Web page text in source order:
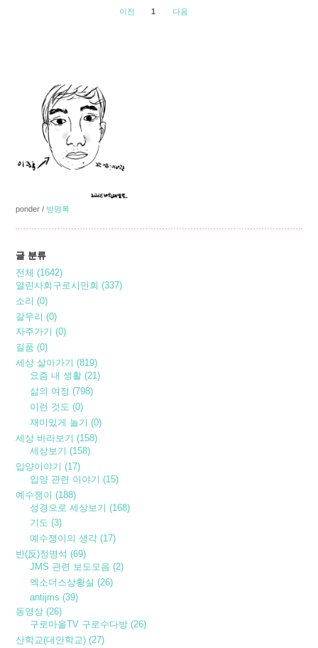
이전 1 다음
ponder / 방명록
글 분류
전체(1642)
열린사회구로시민회(337)
소리(0)
갈무리(0)
자주가기(0)
길품(0)
세상 살아가기(819)
요즘 내 생활(21)
삶의 여정(798)
이런 것도(0)
재미있게 놀기(0)
세상 바라보기(158)
세상보기(158)
입양이야기(17)
입양 관련 이야기(15)
예수쟁이(188)
성경으로 세상보기(168)
기도(3)
예수쟁이의 생각(17)
반(反)정명석(69)
JMS 관련 보도모음(2)
엑소더스상황실(26)
antijms(39)
동영상(26)
구로마을TV 구로수다방(26)
산학교(대안학교)(27)